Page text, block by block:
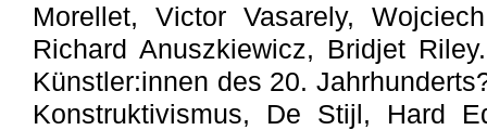
Morellet, Victor Vasarely,
Richard Anuszkiewicz, Bridjet
Künstler:innen des 20.
Konstruktivismus, De Stijl, Hard